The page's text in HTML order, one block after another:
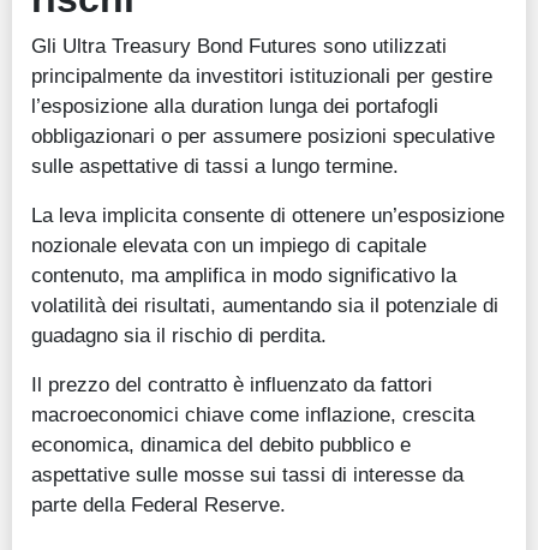
Gli Ultra Treasury Bond Futures sono utilizzati
principalmente da investitori istituzionali per gestire
l’esposizione alla duration lunga dei portafogli
obbligazionari o per assumere posizioni speculative
sulle aspettative di tassi a lungo termine.
La leva implicita consente di ottenere un’esposizione
nozionale elevata con un impiego di capitale
contenuto, ma amplifica in modo significativo la
volatilità dei risultati, aumentando sia il potenziale di
guadagno sia il rischio di perdita.
Il prezzo del contratto è influenzato da fattori
macroeconomici chiave come inflazione, crescita
economica, dinamica del debito pubblico e
aspettative sulle mosse sui tassi di interesse da
parte della Federal Reserve.